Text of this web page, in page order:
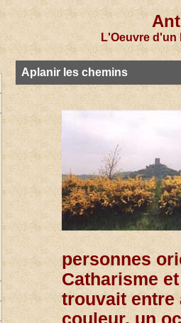
L'Oeuvre
Aplanir les chemins
personnes
Catharisme
trouvait entre
couleur, un